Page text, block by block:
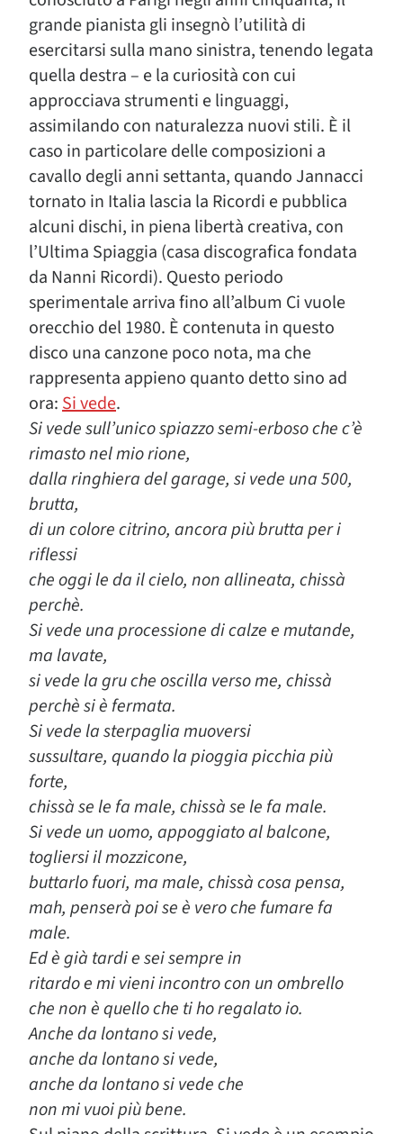
grande pianista gli insegnò l’utilità di
esercitarsi sulla mano sinistra, tenendo legata
quella destra – e la curiosità con cui
approcciava strumenti e linguaggi,
assimilando con naturalezza nuovi stili. È il
caso in particolare delle composizioni a
cavallo degli anni settanta, quando Jannacci
tornato in Italia lascia la Ricordi e pubblica
alcuni dischi, in piena libertà creativa, con
l’Ultima Spiaggia (casa discografica fondata
da Nanni Ricordi). Questo periodo
sperimentale arriva fino all’album Ci vuole
orecchio del 1980. È contenuta in questo
disco una canzone poco nota, ma che
rappresenta appieno quanto detto sino ad
ora:Si vede.
Si vede sull’unico spiazzo semi-erboso che c’è
rimasto nel mio rione,
dalla ringhiera del garage, si vede una 500,
brutta,
di un colore citrino, ancora più brutta per i
riflessi
che oggi le da il cielo, non allineata, chissà
perchè.
Si vede una processione di calze e mutande,
ma lavate,
si vede la gru che oscilla verso me, chissà
perchè si è fermata.
Si vede la sterpaglia muoversi
sussultare, quando la pioggia picchia più
forte,
chissà se le fa male, chissà se le fa male.
Si vede un uomo, appoggiato al balcone,
togliersi il mozzicone,
buttarlo fuori, ma male, chissà cosa pensa,
mah, penserà poi se è vero che fumare fa
male.
Ed è già tardi e sei sempre in
ritardo e mi vieni incontro con un ombrello
che non è quello che ti ho regalato io.
Anche da lontano si vede,
anche da lontano si vede,
anche da lontano si vede che
non mi vuoi più bene.